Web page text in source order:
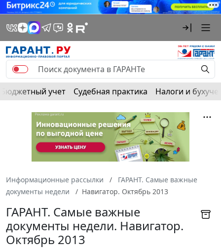
Бюджетный учет Судебная практика Налоги и
Информационные рассылки
ГАРАНТ. Самые важные
документы недели
Навигатор. Октябрь 2013
ГАРАНТ. Самые важные
документы недели. Навигатор.
Октябрь 2013